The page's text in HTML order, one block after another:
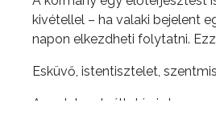
kivétellel – ha valaki bejelent
napon elkezdheti folytatni.
Esküvő, istentisztelet,
Az adatszolgáltatás is